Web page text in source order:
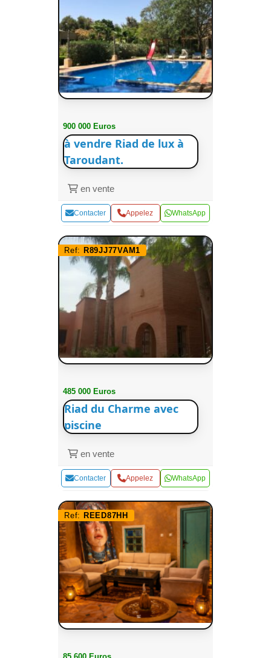
900 000 Euros
à vendre Riad de lux à
Taroudant.
en vente
Contacter Appelez WhatsApp
Ref: R89JJ77VAM1
485 000 Euros
Riad du Charme avec
piscine
en vente
Contacter Appelez WhatsApp
Ref: REED87HH